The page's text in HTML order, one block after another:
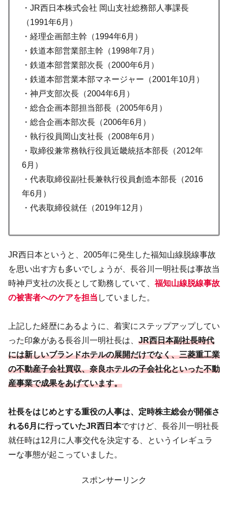
・JR西日本株式会社 岡山支社総務部人事課長
（1991年6月）
・経理企画部主幹（1994年6月）
・鉄道本部営業部主幹（1998年7月）
・鉄道本部営業部次長（2000年6月）
・鉄道本部営業本部マネージャー（2001年10月）
・神戸支部次長（2004年6月）
・総合企画本部担当部長（2005年6月）
・総合企画本部次長（2006年6月）
・執行役員岡山支社長（2008年6月）
・取締役兼常務執行役員近畿統括本部長（2012年
6月）
・代表取締役副社長兼執行役員創造本部長（2016
年6月）
・代表取締役就任（2019年12月）
JR西日本というと、2005年に発生した福知山線脱線事故
を思い出す方も多いでしょうが、長谷川一明社長は事故当
時神戸支社の次長として勤務していて、福知山線脱線事故
の被害者へのケアを担当 していました。
上記した経歴にあるように、着実にステップアップしてい
った印象がある長谷川一明社長は、 JR西日本副社長時代
には新しいブランドホテルの展開だけでなく、三菱重工業
の不動産子会社買収、奈良ホテルの子会社化といった不動
産事業で成果をあげています。
社長をはじめとする重役の人事は、定時株主総会が開催さ
れる6月に行っていたJR西日本ですけど、長谷川一明社長
就任時は12月に人事交代を決定する、というイレギュラ
ーな事態が起こっていました。
スポンサーリンク